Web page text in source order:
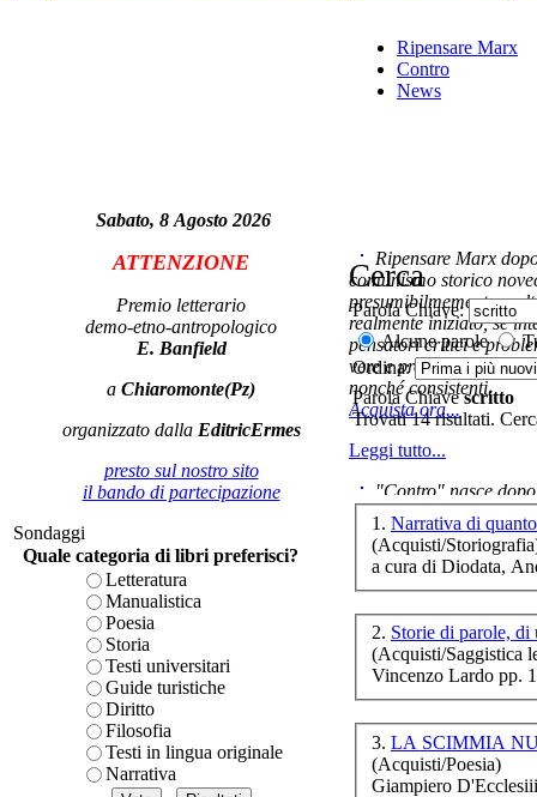
Sabato, 8 Agosto 2026
ATTENZIONE
Premio letterario
demo-etno-antropologico
E. Banfield
a Chiaromonte(Pz)
organizzato dalla EditricErmes
presto sul nostro sito
il bando di partecipazione
Sondaggi
Quale categoria di libri preferisci?
Letteratura
Manualistica
Poesia
Storia
Testi universitari
Guide turistiche
Diritto
Filosofia
Testi in lingua originale
Narrativa
Ripensare Marx
Contro
News
Ripensare Marx
comunismo storico
presumibilmemente
realmente iniziato, se
pensatori critici e
vere e proprie correnti
nonché consistenti.
Acquista ora...
Leggi tutto...
"Contro" nasce
cominciato con la
ripensaremarx. i saggi
questa collaborazione
è teorica, sempre però
presente fase.
Acquista ora...
A feed could not be
http://www.lastampa.it/
Cerca
Parola Chiave:
Alcune parole
Ordina:
Parola Chiavescritto
Trovati 14 risultati.
1. Narrativa di
(Acquisti/
a cura di Diodata,
2. Storie di parole,
(Acquisti/Saggistica
Vincenzo Lardo pp.
3. LA SCIMMIA
(Acquisti/Poesia)
Giampiero